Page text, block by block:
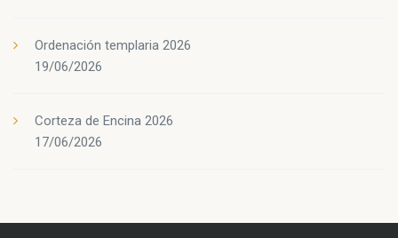
Ordenación templaria 2026
19/06/2026
Corteza de Encina 2026
17/06/2026